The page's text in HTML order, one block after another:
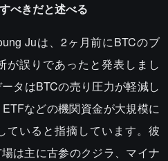
べきだと述べる
Juは、2ヶ月前にBTCのブ
が誤りであったと発表しまし
タはBTCの売り圧力が軽減し
などの機関資金が大規模に
ていると指摘しています。彼
は主に古参のクジラ、マイナ